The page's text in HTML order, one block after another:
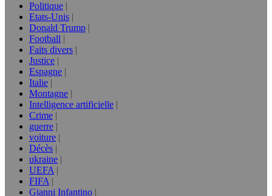
Politique
Etats-Unis
Donald Trump
Football
Faits divers
Justice
Espagne
Italie
Montagne
Intelligence artificielle
Crime
guerre
voiture
Décès
ukraine
UEFA
FIFA
Gianni Infantino